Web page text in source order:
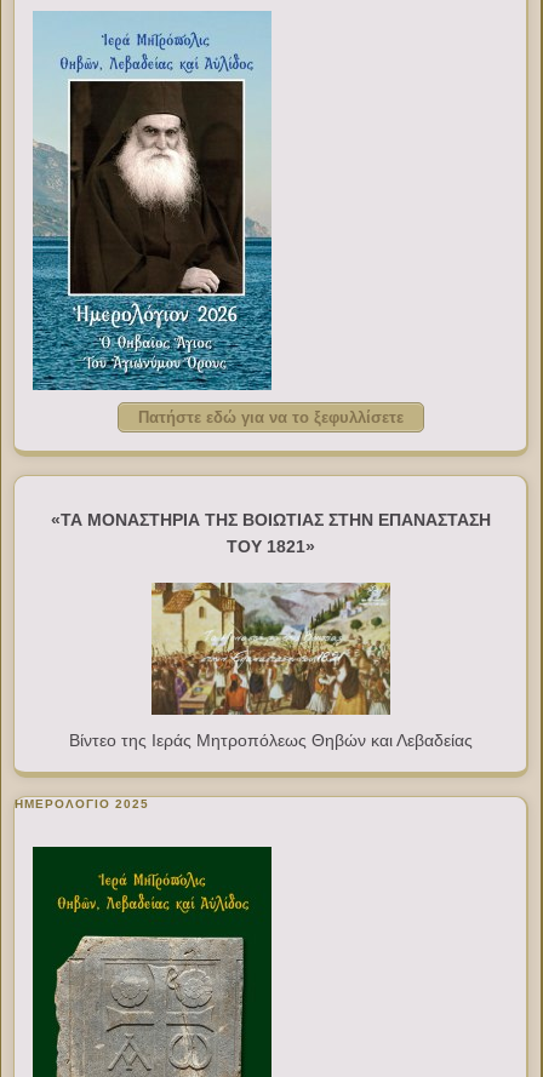
Πατήστε εδώ για να το ξεφυλλίσετε
«ΤΑ ΜΟΝΑΣΤΗΡΙΑ ΤΗΣ ΒΟΙΩΤΙΑΣ ΣΤΗΝ ΕΠΑΝΑΣΤΑΣΗ
ΤΟΥ 1821»
Βίντεο της Ιεράς Μητροπόλεως Θηβών και Λεβαδείας
ΗΜΕΡΟΛΟΓΙΟ 2025